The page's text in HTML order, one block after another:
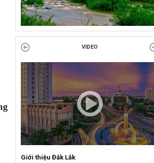
Liên đoàn Lao động tỉnh trao tặng 100 bộ bút
chấm đọc tiếng Anh cho con đoàn viên, người
lao động khó khăn trước khai...
ĐỜI ĐỜI GHI NHỚ CÔNG ƠN CÁC ANH HÙNG
LIỆT SĨ, THƯƠNG BINH VÀ NGƯỜI CÓ CÔNG
VỚI CÁCH MẠNG!
Công đoàn phường Tuy Hòa tổ chức chuỗi
hoạt động chào mừng 97 năm ngày thành lập
Công đoàn Việt Nam (28/7/1929 –...
VIDEO
Giới thiệu Đắk Lắk